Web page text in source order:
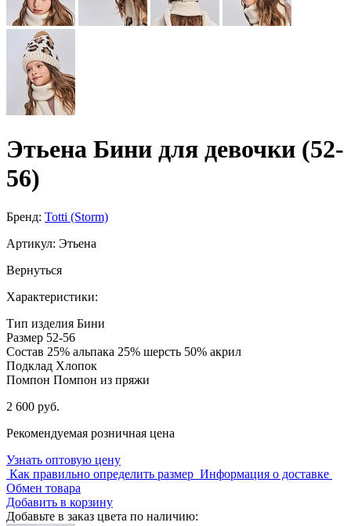
Этьена Бини для девочки (52-
56)
Бренд: Totti (Storm)
Артикул: Этьена
Вернуться
Характеристики:
Тип изделия Бини
Размер 52-56
Состав 25% альпака 25% шерсть 50% акрил
Подклад Хлопок
Помпон Помпон из пряжи
2 600 руб.
Рекомендуемая розничная цена
Узнать оптовую цену
Как правильно определить размер Информация о доставке
Обмен товара
Добавить в корзину
Добавьте в заказ цвета по наличию: